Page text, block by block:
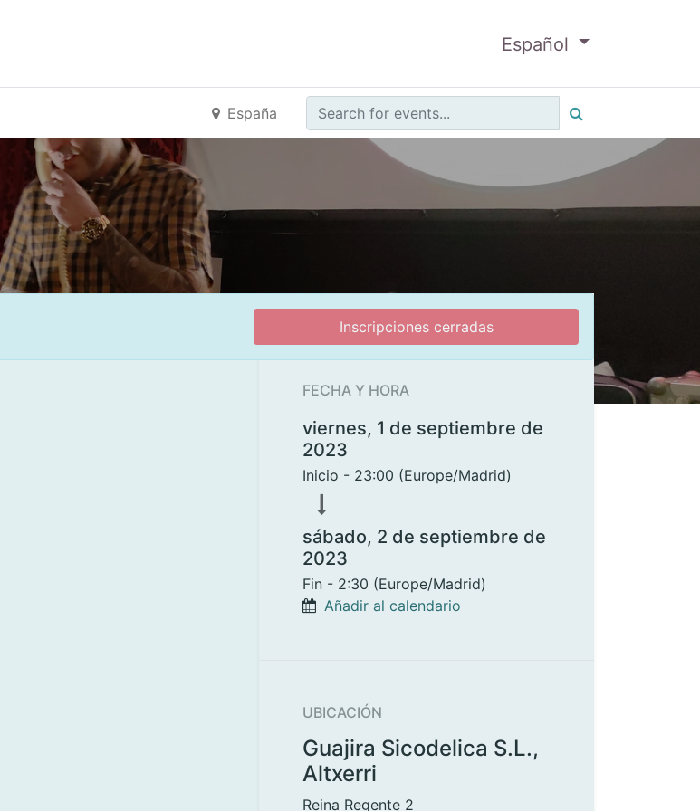
Español
España
Inscripciones cerradas
FECHA Y HORA
viernes, 1 de septiembre de
2023
Inicio - 23:00 (Europe/Madrid)
sábado, 2 de septiembre de
2023
Fin - 2:30 (Europe/Madrid)
Añadir al calendario
UBICACIÓN
Guajira Sicodelica S.L.,
Altxerri
Reina Regente 2